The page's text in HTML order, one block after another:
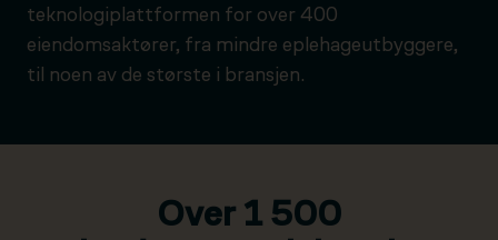
teknologiplattformen for over 400
eiendomsaktører, fra mindre eplehageutbyggere,
til noen av de største i bransjen.
Over 1 500